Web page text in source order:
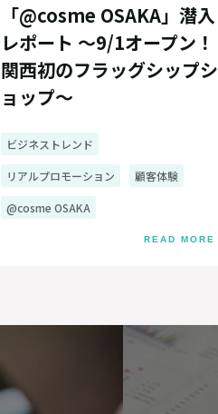
「@cosme OSAKA」潜入
レポート ～9/1オープン！
関西初のフラッグシップシ
ョップ～
ビジネストレンド
リアルプロモーション 顧客体験
@cosme OSAKA
READ MORE